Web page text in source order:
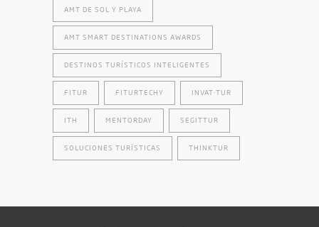
AMT DE SOL Y PLAYA
AMT SMART DESTINATIONS AWARDS
DESTINOS TURÍSTICOS INTELIGENTES
FITUR FITURTECHY INVAT·TUR
ITH MENTORDAY SEGITTUR
SOLUCIONES TURÍSTICAS THINKTUR